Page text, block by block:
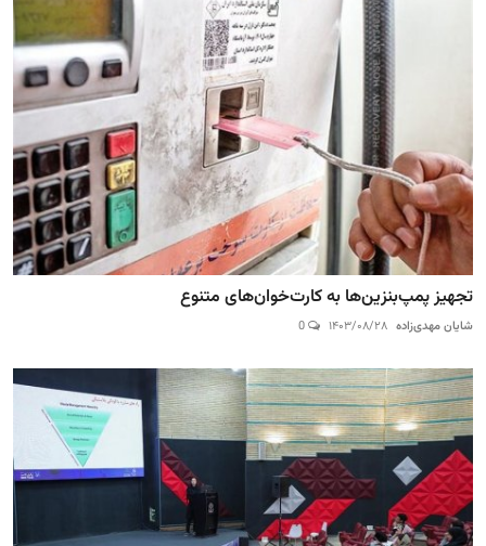
تجهیز پمپ‌بنزین‌ها به کارت‌خوان‌های متنوع
شایان مهدی‌زاده ۱۴۰۳/۰۸/۲۸